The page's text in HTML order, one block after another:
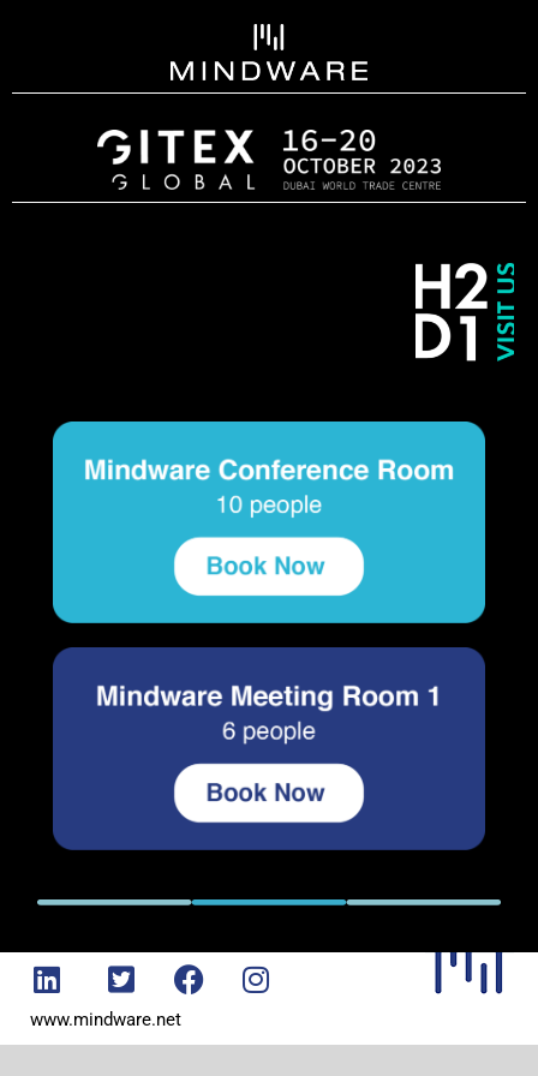
www.mindware.net